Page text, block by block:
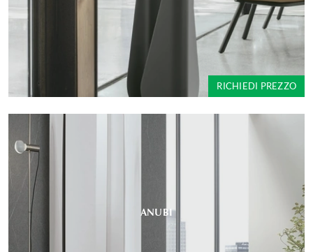
RICHIEDI PREZZO
ANUBI